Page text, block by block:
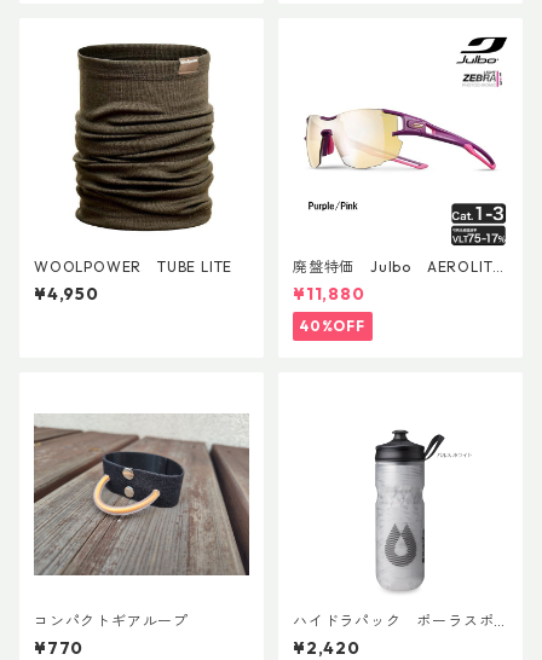
WOOLPOWER TUBE LITE
¥4,950
廃盤特価 Julbo AEROLITE
AsianFit
¥11,880
40%OFF
コンパクトギアループ
¥770
ハイドラパック ポーラスポ
ーツ 600ml
¥2,420